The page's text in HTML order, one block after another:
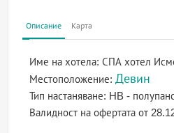
Описание Карта
Име на хотела:СПА хотел
Местоположение: Девин
Тип настаняване: HB -
Валидност на офертатаот